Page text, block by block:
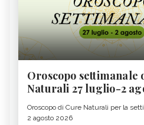
Oroscopo settimanale
Naturali 27 luglio-2
Oroscopo di Cure Naturali per la
2 agosto 2026